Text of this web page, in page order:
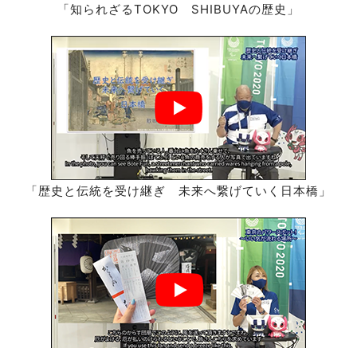
「知られざるTOKYO SHIBUYAの歴史」
「歴史と伝統を受け継ぎ 未来へ繋げていく日本橋」